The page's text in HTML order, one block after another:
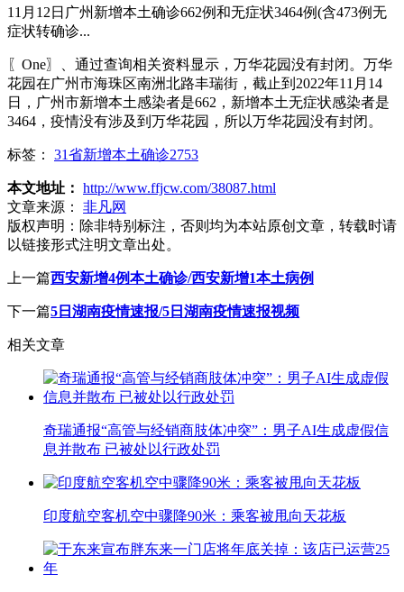
11月12日广州新增本土确诊662例和无症状3464例(含473例无
症状转确诊...
〖One〗、通过查询相关资料显示，万华花园没有封闭。万华
花园在广州市海珠区南洲北路丰瑞街，截止到2022年11月14
日，广州市新增本土感染者是662，新增本土无症状感染者是
3464，疫情没有涉及到万华花园，所以万华花园没有封闭。
标签： 31省新增本土确诊2753
本文地址： http://www.ffjcw.com/38087.html
文章来源：
非凡网
版权声明： 除非特别标注，否则均为本站原创文章，转载时请
以链接形式注明文章出处。
上一篇西安新增4例本土确诊/西安新增1本土病例
下一篇5日湖南疫情速报/5日湖南疫情速报视频
相关文章
奇瑞通报“高管与经销商肢体冲突”：男子AI生成虚假信
息并散布 已被处以行政处罚
印度航空客机空中骤降90米：乘客被甩向天花板